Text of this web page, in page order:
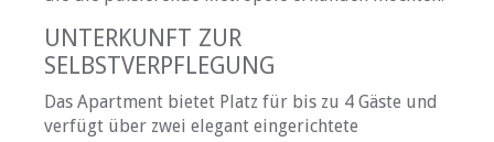
UNTERKUNFT ZUR
SELBSTVERPFLEGUNG
Das Apartment bietet Platz für bis zu 4 Gäste und
verfügt über zwei elegant eingerichtete